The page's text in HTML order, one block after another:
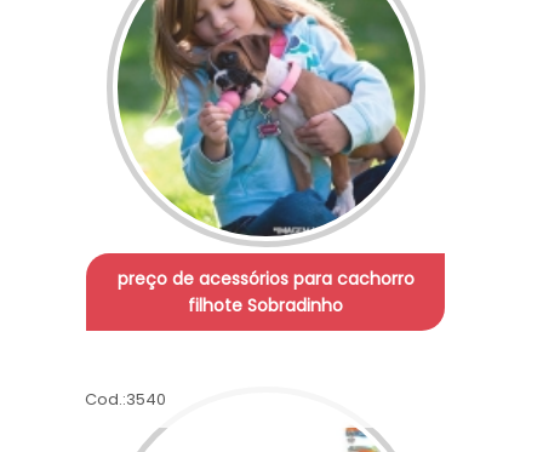
preço de acessórios para cachorro
filhote Sobradinho
Cod.:3540